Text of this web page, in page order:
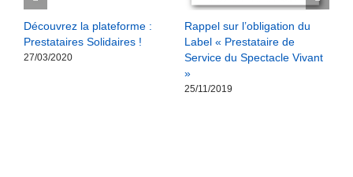
Découvrez la plateforme :
Prestataires Solidaires !
27/03/2020
Rappel sur l’obligation du
Label « Prestataire de
Service du Spectacle Vivant
»
25/11/2019